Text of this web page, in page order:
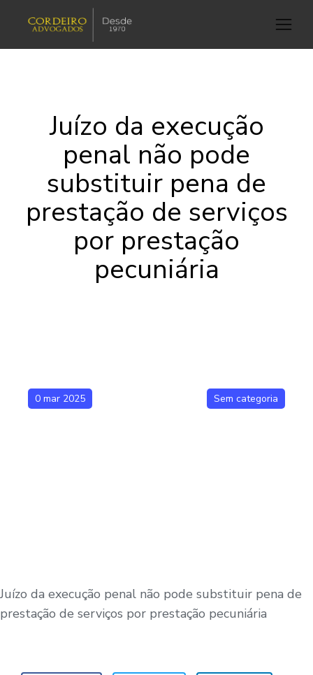
Juízo da execução
penal não pode
substituir pena de
prestação de serviços
por prestação
pecuniária
0 mar 2025 Sem categoria
Juízo da execução penal não pode substituir pena de
prestação de serviços por prestação pecuniária